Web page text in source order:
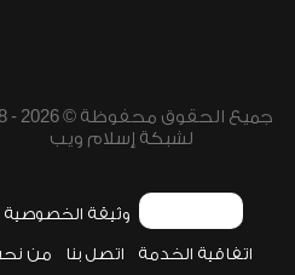
لشبكة إسلام ويب
وثيقة الخصوصية
اتفاقية الخدمة اتصل بنا من